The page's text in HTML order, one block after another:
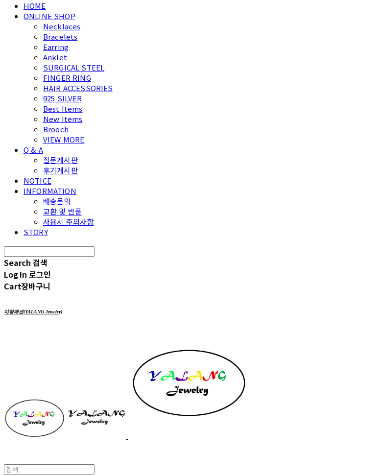
HOME
ONLINE SHOP
Necklaces
Bracelets
Earring
Anklet
SURGICAL STEEL
FINGER RING
HAIR ACCESSORIES
925 SILVER
Best Items
New Items
Brooch
VIEW MORE
Q & A
질문게시판
후기게시판
NOTICE
INFORMATION
배송문의
교환 및 반품
사용시 주의사항
STORY
Search 검색
Log In 로그인
Cart장바구니
야랑패션(YALANG Jewelry)